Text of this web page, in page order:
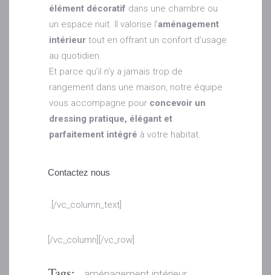
élément décoratif dans une chambre ou
un espace nuit. Il valorise l’aménagement
intérieur tout en offrant un confort d’usage
au quotidien.
Et parce qu’il n’y a jamais trop de
rangement dans une maison, notre équipe
vous accompagne pour concevoir un
dressing pratique, élégant et
parfaitement intégré à votre habitat.
Contactez nous
.[/vc_column_text]
[/vc_column][/vc_row]